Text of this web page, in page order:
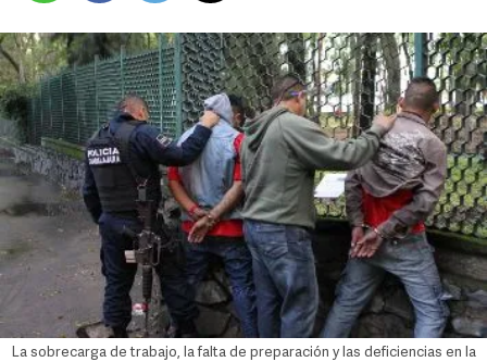
La sobrecarga de trabajo, la falta de preparación y las deficiencias en la